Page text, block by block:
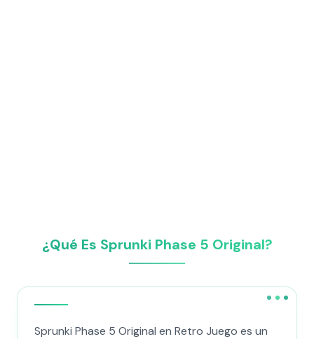
¿Qué Es Sprunki Phase 5 Original?
Sprunki Phase 5 Original en Retro Juego es un